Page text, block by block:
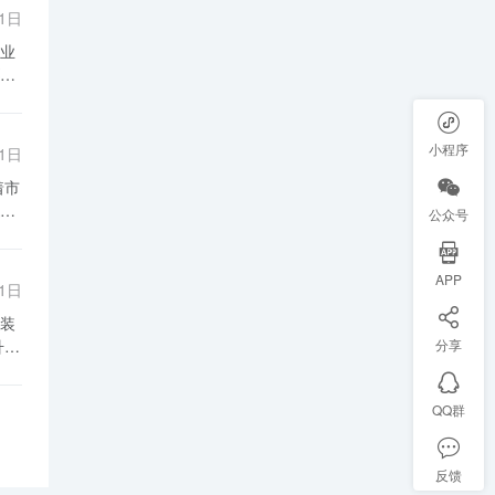
日
日
日
小程序
公众号
APP
分享
QQ群
反馈